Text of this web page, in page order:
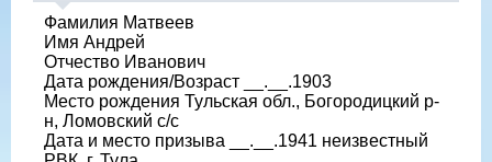
Фамилия Матвеев
Имя Андрей
Отчество Иванович
Дата рождения/Возраст __.__.1903
Место рождения Тульская обл., Богородицкий р-
н, Ломовский с/с
Дата и место призыва __.__.1941 неизвестный